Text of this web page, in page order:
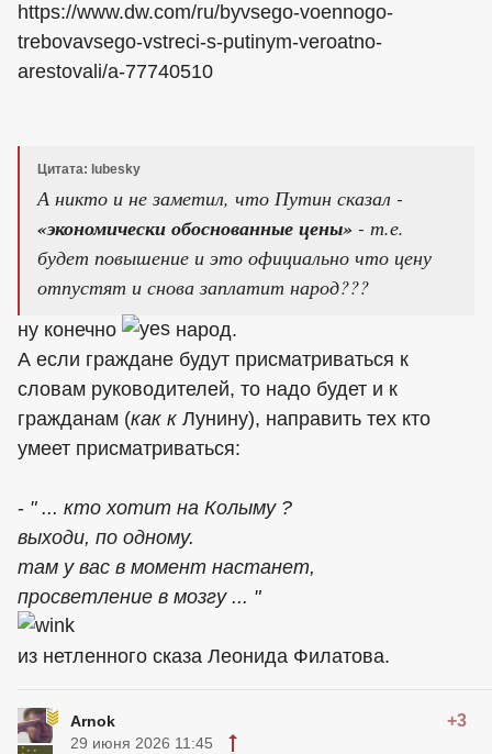
https://www.dw.com/ru/byvsego-voennogo-
trebovavsego-vstreci-s-putinym-veroatno-
arestovali/a-77740510
Цитата: lubesky
А никто и не заметил, что Путин сказал -
«экономически обоснованные цены» - т.е.
будет повышение и это официально что цену
отпустят и снова заплатит народ???
ну конечно
народ.
А если граждане будут присматриваться к
словам руководителей, то надо будет и к
гражданам (как к Лунину), направить тех кто
умеет присматриваться:
- " ... кто хотит на Колыму ?
выходи, по одному.
там у вас в момент настанет,
просветление в мозгу ... "
из нетленного сказа Леонида Филатова.
Arnok +3
29 июня 2026 11:45